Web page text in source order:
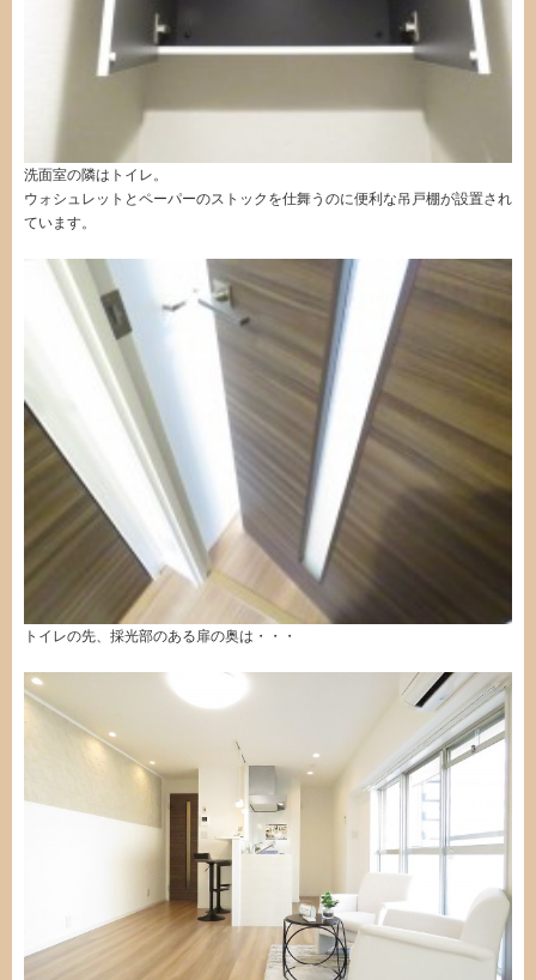
洗面室の隣はトイレ。
ウォシュレットとペーパーのストックを仕舞うのに便利な吊戸棚が設置され
ています。
トイレの先、採光部のある扉の奥は・・・